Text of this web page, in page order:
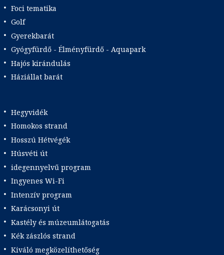
Foci tematika
Golf
Gyerekbarát
Gyógyfürdő - Élményfürdő - Aquapark
Hajós kirándulás
Háziállat barát
Hegyvidék
Homokos strand
Hosszú Hétvégék
Húsvéti út
idegennyelvű program
Ingyenes Wi-Fi
Intenzív program
Karácsonyi út
Kastély és múzeumlátogatás
Kék zászlós strand
Kiváló megközelíthetőség